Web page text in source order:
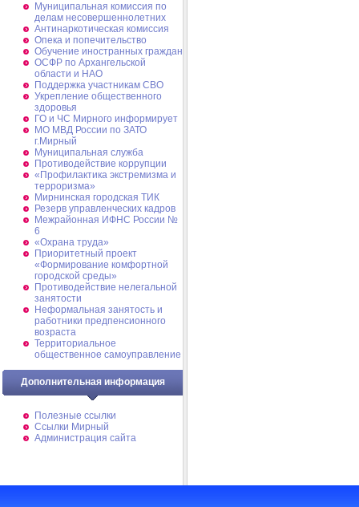
Муниципальная комиссия по
делам несовершеннолетних
Антинаркотическая комиссия
Опека и попечительство
Обучение иностранных граждан
ОСФР по Архангельской
области и НАО
Поддержка участникам СВО
Укрепление общественного
здоровья
ГО и ЧС Мирного информирует
МО МВД России по ЗАТО
г.Мирный
Муниципальная cлужба
Противодействие коррупции
«Профилактика экстремизма и
терроризма»
Мирнинская городская ТИК
Резерв управленческих кадров
Межрайонная ИФНС России №
6
«Охрана труда»
Приоритетный проект
«Формирование комфортной
городской среды»
Противодействие нелегальной
занятости
Неформальная занятость и
работники предпенсионного
возраста
Территориальное
общественное самоуправление
Дополнительная информация
Полезные ссылки
Ссылки Мирный
Администрация сайта